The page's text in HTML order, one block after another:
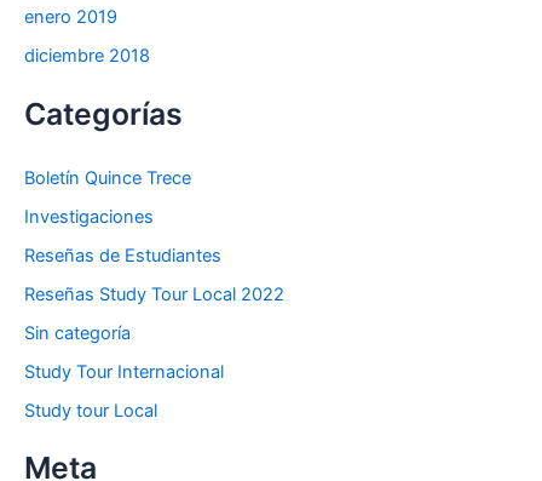
enero 2019
diciembre 2018
Categorías
Boletín Quince Trece
Investigaciones
Reseñas de Estudiantes
Reseñas Study Tour Local 2022
Sin categoría
Study Tour Internacional
Study tour Local
Meta